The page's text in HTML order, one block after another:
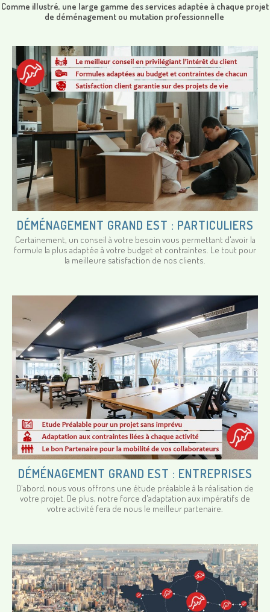
Comme illustré, une large gamme des services adaptée à chaque projet
de déménagement ou mutation professionnelle
DÉMÉNAGEMENT GRAND EST : PARTICULIERS
Certainement, un conseil à votre besoin vous permettant d'avoir la
formule la plus adaptée à votre budget et contraintes. Le tout pour
la meilleure satisfaction de nos clients.
DÉMÉNAGEMENT GRAND EST : ENTREPRISES
D'abord, nous vous offrons une étude préalable à la réalisation de
votre projet. De plus, notre force d'adaptation aux impératifs de
votre activité fera de nous le meilleur partenaire.